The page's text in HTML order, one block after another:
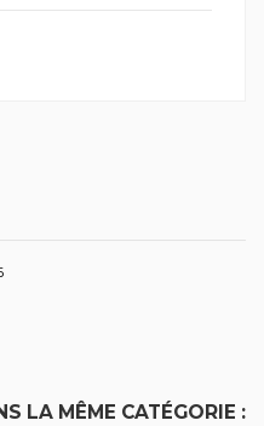
LA MÊME CATÉGORIE :